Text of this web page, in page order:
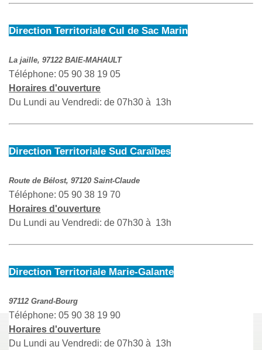
Direction Territoriale Cul de Sac Marin
La jaille, 97122 BAIE-MAHAULT
Téléphone: 05 90 38 19 05
Horaires d'ouverture
Du Lundi au Vendredi: de 07h30 à 13h
Direction Territoriale Sud Caraïbes
Route de Bélost, 97120 Saint-Claude
Téléphone: 05 90 38 19 70
Horaires d'ouverture
Du Lundi au Vendredi: de 07h30 à 13h
Direction Territoriale Marie-Galante
97112 Grand-Bourg
Téléphone: 05 90 38 19 90
Horaires d'ouverture
Du Lundi au Vendredi: de 07h30 à 13h